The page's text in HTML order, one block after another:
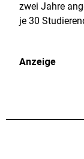
zwei Jahre
je 30
Anzeige